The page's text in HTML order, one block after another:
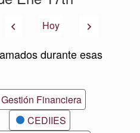
AnteriorHoy Siguiente
durante esas
Financiera
CEDIIES